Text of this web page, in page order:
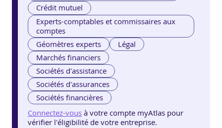
Crédit mutuel
Experts-comptables et commissaires aux
comptes
Géomètres experts
Légal
Marchés financiers
Sociétés d'assistance
Sociétés d'assurances
Sociétés financières
Connectez-vous à votre compte myAtlas pour
vérifier l'éligibilité de votre entreprise.